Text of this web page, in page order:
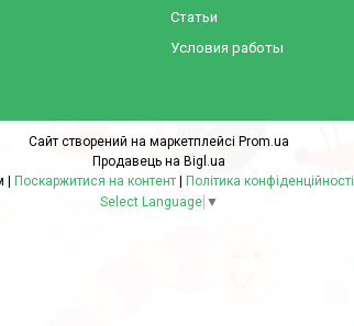
Статьи
Условия работы
Сайт створений на маркетплейсі Prom.ua
Продавець на Bigl.ua
Поскаржитися на контент
Політика конфіденційності
Select Language ▼